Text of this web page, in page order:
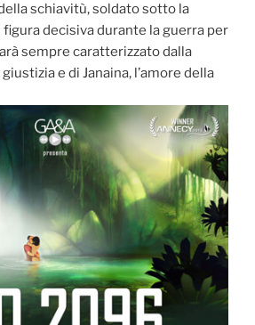
schiavitù, soldato sotto la
decisiva durante la guerra per
sempre caratterizzato dalla
e di Janaina, l’amore della